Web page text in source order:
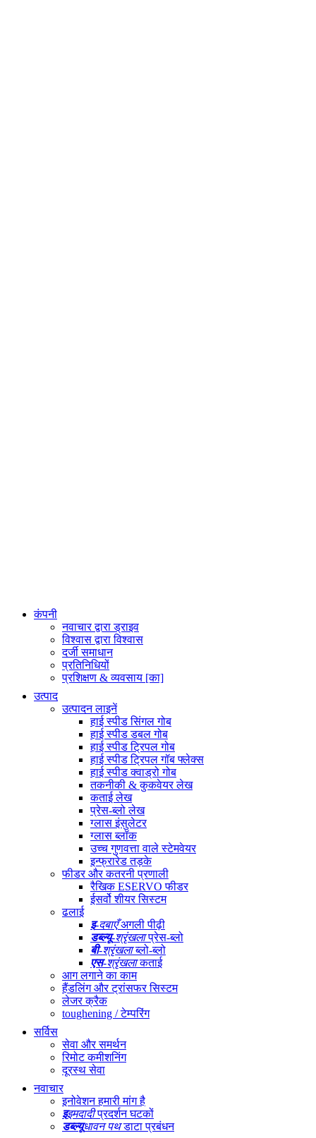
कंपनी
नवाचार द्वारा ड्राइव
विश्वास द्वारा विश्वास
दर्जी समाधान
प्रतिनिधियों
प्रशिक्षण & व्यवसाय [का]
उत्पाद
उत्पादन लाइनें
हाई स्पीड सिंगल गोब
हाई स्पीड डबल गोब
हाई स्पीड ट्रिपल गोब
हाई स्पीड ट्रिपल गॉब फ्लेक्स
हाई स्पीड क्वाड्रो गोब
तकनीकी & कुकवेयर लेख
कताई लेख
प्रेस-ब्लो लेख
ग्लास इंसुलेटर
ग्लास ब्लॉक
उच्च गुणवत्ता वाले स्टेमवेयर
इन्फ्रारेड तड़के
फीडर और कतरनी प्रणाली
रैखिक ESERVO फीडर
ईसर्वो शीयर सिस्टम
ढलाई
इ-दबाएँअगली पीढ़ी
डब्ल्यू-श्रृंखलाप्रेस-ब्लो
बी-श्रृंखलाब्लो-ब्लो
एस-श्रृंखलाकताई
आग लगाने का काम
हैंडलिंग और ट्रांसफर सिस्टम
लेजर क्रैक
toughening / टेम्परिंग
सर्विस
सेवा और समर्थन
रिमोट कमीशनिंग
दूरस्थ सेवा
नवाचार
इनोवेशन हमारी मांग है
इइमदादीप्रदर्शन घटकों
डब्ल्यूधावन पथडाटा प्रबंधन